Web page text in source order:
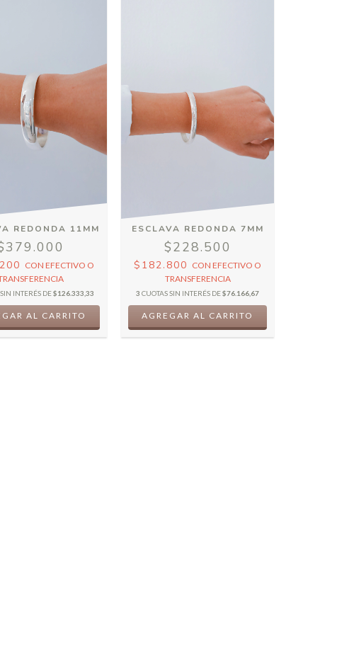
REDONDA 11MM
CON EFECTIVO O
INTERÉS DE$126.333,33
AL CARRITO
ESCLAVA REDONDA 7MM
$228.500
$182.800 CON EFECTIVO O
TRANSFERENCIA
3 CUOTAS SIN INTERÉS DE$76.166,67
AGREGAR AL CARRITO